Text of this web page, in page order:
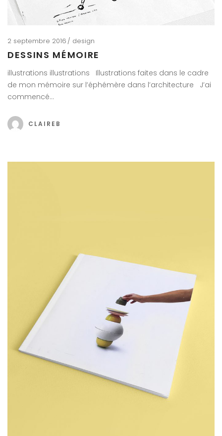
2 septembre 2016 design
DESSINS MÉMOIRE
illustrations illustrations Illustrations faites dans le cadre
de mon mémoire sur l’éphémère dans l’architecture J’ai
commencé…
CLAIREB